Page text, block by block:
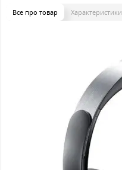
Все про товар Характеристики